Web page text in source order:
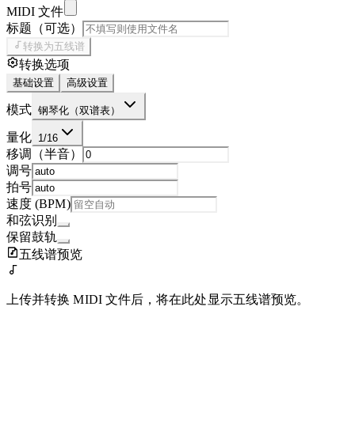
MIDI 文件
标题（可选）
转换为五线谱
转换选项
基础设置 高级设置
模式 钢琴化（双谱表）
量化 1/16
移调（半音）
调号
拍号
速度 (BPM)
和弦识别
保留鼓轨
五线谱预览
上传并转换 MIDI 文件后，将在此处显示五线谱预览。